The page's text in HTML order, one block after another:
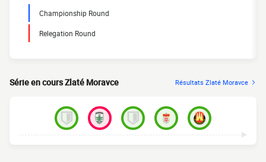
Championship Round
Relegation Round
Série en cours Zlaté Moravce Résultats Zlaté Moravce